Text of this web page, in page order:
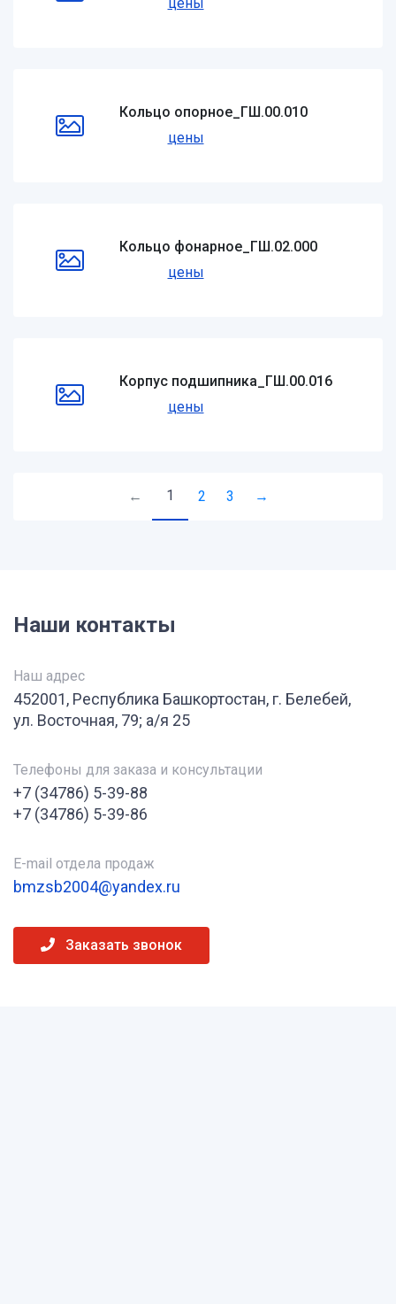
Кольцо опорное_ГШ.00.010
цены
Кольцо фонарное_ГШ.02.000
цены
Корпус подшипника_ГШ.00.016
цены
← 1 2 3 →
Наши контакты
Наш адрес
452001, Республика Башкортостан, г. Белебей,
ул. Восточная, 79; а/я 25
Телефоны для заказа и консультации
+7 (34786) 5-39-88
+7 (34786) 5-39-86
E-mail отдела продаж
bmzsb2004@yandex.ru
Заказать звонок